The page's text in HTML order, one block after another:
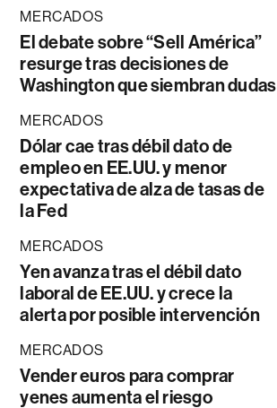
MERCADOS
El debate sobre “Sell América”
resurge tras decisiones de
Washington que siembran dudas
MERCADOS
Dólar cae tras débil dato de
empleo en EE.UU. y menor
expectativa de alza de tasas de
la Fed
MERCADOS
Yen avanza tras el débil dato
laboral de EE.UU. y crece la
alerta por posible intervención
MERCADOS
Vender euros para comprar
yenes aumenta el riesgo